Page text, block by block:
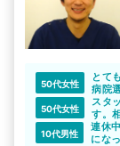
50代女性
とて
病院
50代女性
スタ
す。
です
10代男性
連休
にな